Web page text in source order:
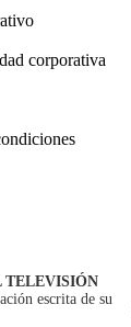
corporativa
TELEVISIÓN
escrita de su